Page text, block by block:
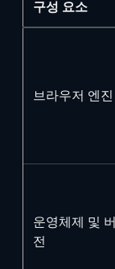
구성 요소
브라우저 엔진
운영체제 및 버
전